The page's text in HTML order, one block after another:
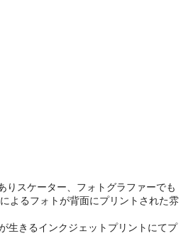
りスケーター、フォトグラファーでも
よるフォトが背面にプリントされた雰
生きるインクジェットプリントにてプ